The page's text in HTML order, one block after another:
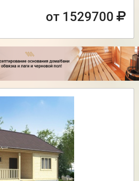
от 1529700